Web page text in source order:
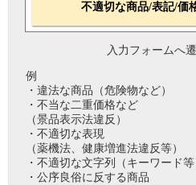
不適切な商品/表記/価
入力フォームへ
例
・違法な商品（危険物など）
・不当な二重価格など
（景品表示法違反）
・不適切な表現
（薬機法、健康増進法違反等）
・不適切な文字列（キーワード等
・公序良俗に反する商品